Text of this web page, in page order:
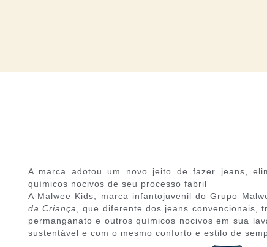
A marca adotou um novo jeito de fazer jeans,
químicos nocivos de seu processo fabril
A Malwee Kids, marca infantojuvenil do Grupo
da Criança, que diferente dos jeans convencionais,
permanganato e outros químicos nocivos em sua
sustentável e com o mesmo conforto e estilo de